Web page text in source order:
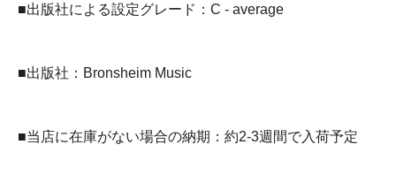
■出版社による設定グレード：C - average
■出版社：Bronsheim Music
■当店に在庫がない場合の納期：約2-3週間で入荷予定